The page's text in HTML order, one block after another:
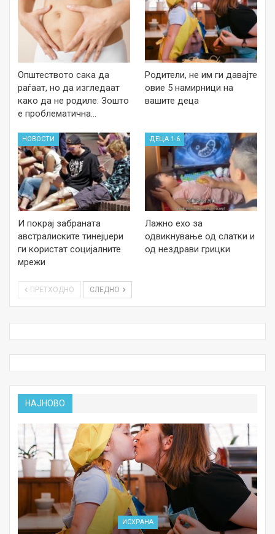
Општеството сака да
раѓаат, но да изгледаат
како да не родиле: Зошто
е проблематична…
Родители, не им ги давајте
овие 5 намирници на
вашите деца
НОВОСТИ
И покрај забраната
австралиските тинејџери
ги користат социјалните
мрежи
ДЕЦА 1-6
Лажно ехо за
одвикнување од слатки и
од нездрави грицки
ПРЕТХОДНО СЛЕДНО
НАЈНОВО
ИСХРАНА